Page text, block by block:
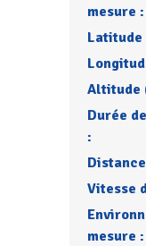
mesure :
Latitude
Altitude
Durée
:
Vitesse
mesure :